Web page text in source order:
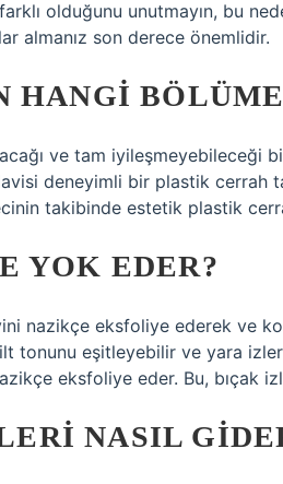
olduğunu unutmayın, bu
almanız son derece önemlidir.
HANGI
ve tam iyileşmeyebileceği
deneyimli bir plastik cerrah
takibinde estetik plastik
YOK EDER?
nazikçe eksfoliye ederek ve
tonunu eşitleyebilir ve yara
eksfoliye eder. Bu, bıçak
NASIL